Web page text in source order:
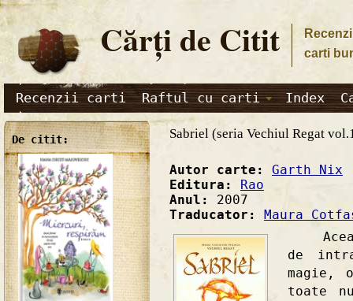
Cărţi de Citit
carti
Recenzii carti Raftul cu carti Index
De citit: Sabriel (seria Vechiul Regat
Autor carte: Garth Nix
Editura: Rao
Anul: 2007
Traducator: Maura
de
magie,
toate